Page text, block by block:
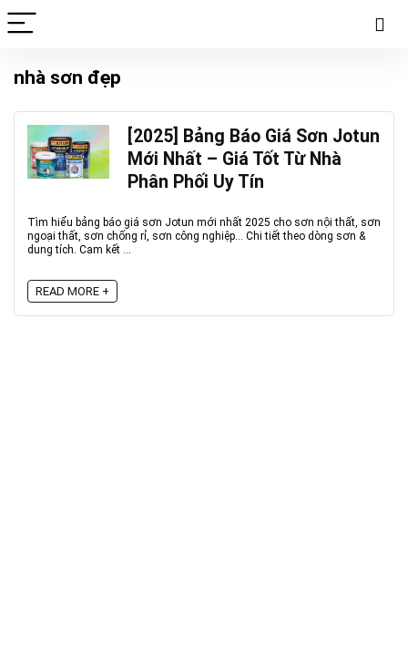
nhà sơn đẹp
[2025] Bảng Báo Giá Sơn Jotun
Mới Nhất – Giá Tốt Từ Nhà
Phân Phối Uy Tín
Tìm hiểu bảng báo giá sơn Jotun mới nhất 2025 cho sơn nội thất, sơn
ngoại thất, sơn chống rỉ, sơn công nghiệp… Chi tiết theo dòng sơn &
dung tích. Cam kết ...
READ MORE +